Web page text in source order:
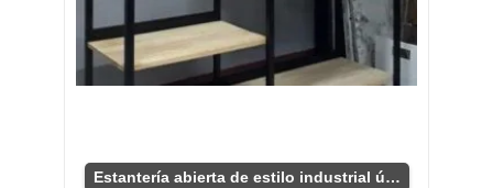
Estantería abierta de estilo industrial única